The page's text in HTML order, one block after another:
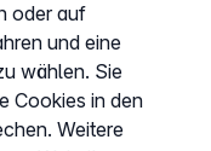
oder auf
und eine
wählen. Sie
Cookies in den
Weitere